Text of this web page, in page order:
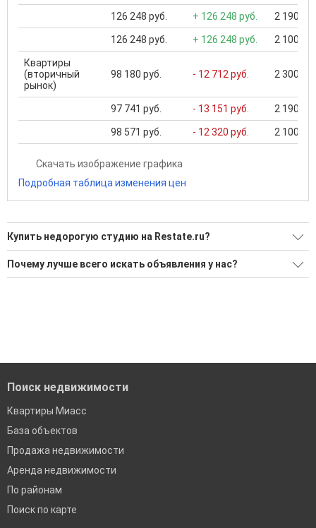
126 248 руб. + 126 248 руб. 2 190
126 248 руб. + 126 248 руб. 2 100
Квартиры
(вторичный
рынок)
98 180 руб. - 12 712 руб. 2 300
97 741 руб. - 13 151 руб. 2 190
98 571 руб. - 12 320 руб. 2 100
Скачать изображение графика
Подробная таблица изменения цен
Купить недорогую студию на Restate.ru?
Ищите, как Купить недорогую студию?
Воспользуйтесь нашим поиском по новостройкам, для
Почему лучше всего искать объявления у нас?
Поиск недвижимости
Квартиры Миасс
База объектов
Продажа недвижимости
Аренда недвижимости
По районам
Поиск по карте